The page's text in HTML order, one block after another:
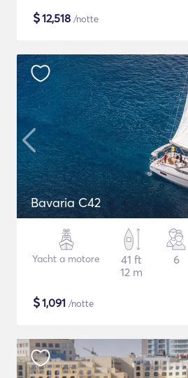
$12,518 /notte
Bavaria C42
Yacht a motore
41 ft
12 m
6
$1,091 /notte